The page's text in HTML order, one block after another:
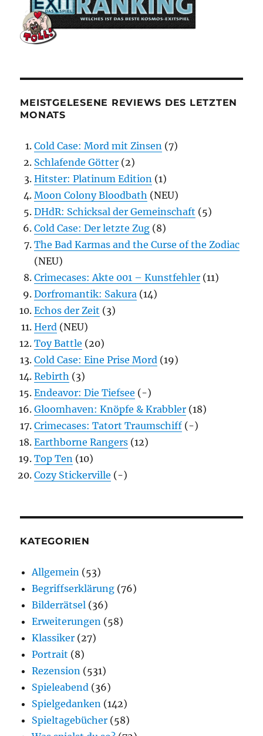
MEISTGELESENE REVIEWS DES LETZTEN
MONATS
Cold Case: Mord mit Zinsen (7)
Schlafende Götter (2)
Hitster: Platinum Edition (1)
Moon Colony Bloodbath (NEU)
DHdR: Schicksal der Gemeinschaft (5)
Cold Case: Der letzte Zug (8)
The Bad Karmas and the Curse of the Zodiac
(NEU)
Crimecases: Akte 001 – Kunstfehler (11)
Dorfromantik: Sakura (14)
Echos der Zeit (3)
Herd (NEU)
Toy Battle (20)
Cold Case: Eine Prise Mord (19)
Rebirth (3)
Endeavor: Die Tiefsee (-)
Gloomhaven: Knöpfe & Krabbler (18)
Crimecases: Tatort Traumschiff (-)
Earthborne Rangers (12)
Top Ten (10)
Cozy Stickerville (-)
KATEGORIEN
Allgemein (53)
Begriffserklärung (76)
Bilderrätsel (36)
Erweiterungen (58)
Klassiker (27)
Portrait (8)
Rezension (531)
Spieleabend (36)
Spielgedanken (142)
Spieltagebücher (58)